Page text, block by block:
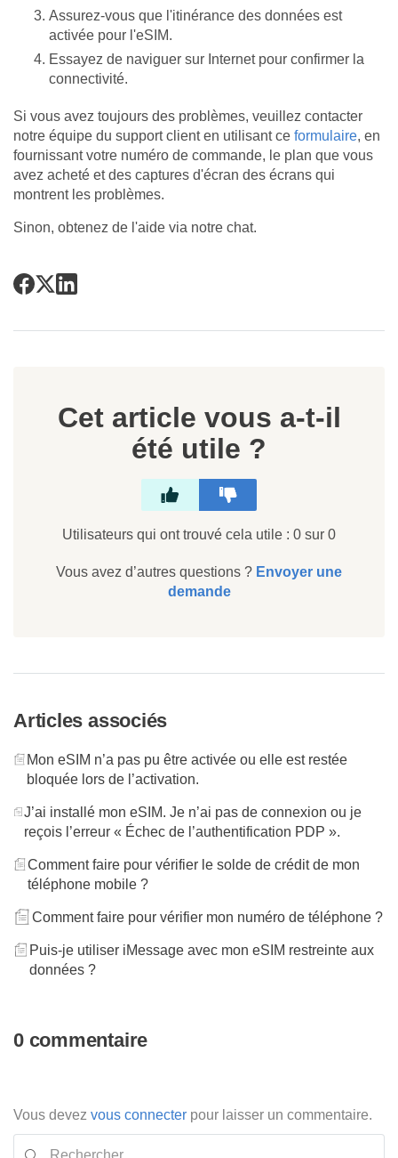
Assurez-vous que l'itinérance des données est
activée pour l'eSIM.
Essayez de naviguer sur Internet pour confirmer la
connectivité.
Si vous avez toujours des problèmes, veuillez contacter
notre équipe du support client en utilisant ce formulaire, en
fournissant votre numéro de commande, le plan que vous
avez acheté et des captures d'écran des écrans qui
montrent les problèmes.
Sinon, obtenez de l'aide via notre chat.
Cet article vous a-t-il
été utile ?
Utilisateurs qui ont trouvé cela utile : 0 sur 0
Vous avez d’autres questions ? Envoyer une
demande
Articles associés
Mon eSIM n’a pas pu être activée ou elle est restée
bloquée lors de l’activation.
J’ai installé mon eSIM. Je n’ai pas de connexion ou je
reçois l’erreur « Échec de l’authentification PDP ».
Comment faire pour vérifier le solde de crédit de mon
téléphone mobile ?
Comment faire pour vérifier mon numéro de téléphone ?
Puis-je utiliser iMessage avec mon eSIM restreinte aux
données ?
0 commentaire
Vous devez vous connecter pour laisser un commentaire.